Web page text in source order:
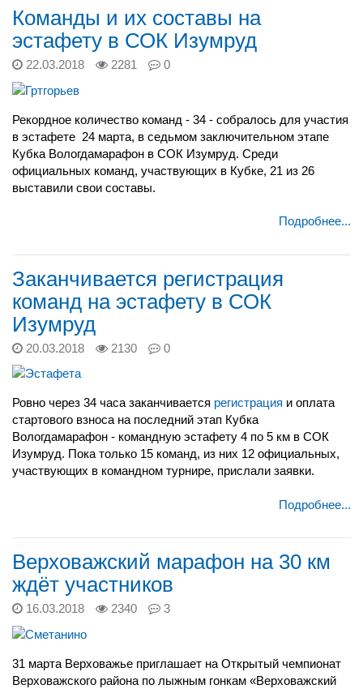
Команды и их составы на
эстафету в СОК Изумруд
22.03.2018 2281 0
Рекордное количество команд - 34 - собралось для участия
в эстафете 24 марта, в седьмом заключительном этапе
Кубка Вологдамарафон в СОК Изумруд. Среди
официальных команд, участвующих в Кубке, 21 из 26
выставили свои составы.
Подробнее...
Заканчивается регистрация
команд на эстафету в СОК
Изумруд
20.03.2018 2130 0
Ровно через 34 часа заканчивается регистрация и оплата
стартового взноса на последний этап Кубка
Вологдамарафон - командную эстафету 4 по 5 км в СОК
Изумруд. Пока только 15 команд, из них 12 официальных,
участвующих в командном турнире, прислали заявки.
Подробнее...
Верховажский марафон на 30 км
ждёт участников
16.03.2018 2340 3
31 марта Верховажье приглашает на Открытый чемпионат
Верховажского района по лыжным гонкам «Верховажский